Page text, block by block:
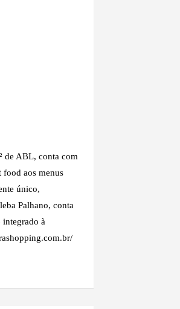
de ABL, conta com
food aos menus
único,
Palhano, conta
integrado à